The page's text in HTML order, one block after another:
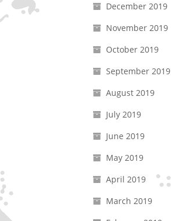
December 2019
November 2019
October 2019
September 2019
August 2019
July 2019
June 2019
May 2019
April 2019
March 2019